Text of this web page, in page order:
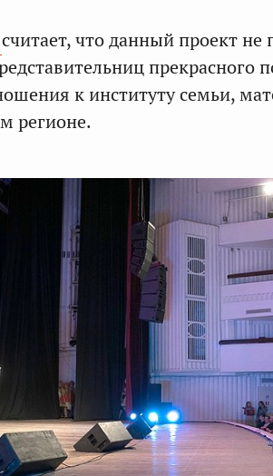
считает, что данный проект не
прекрасного
к институту семьи,
регионе.